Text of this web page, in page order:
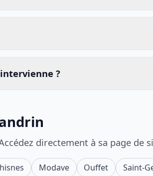
?
directement à sa page de
Modave Ouffet Saint-